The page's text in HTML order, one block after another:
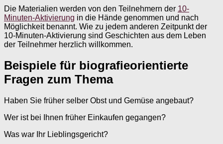
Die Materialien werden von den Teilnehmern der 10-
Minuten-Aktivierung in die Hände genommen und nach
Möglichkeit benannt. Wie zu jedem anderen Zeitpunkt der
10-Minuten-Aktivierung sind Geschichten aus dem Leben
der Teilnehmer herzlich willkommen.
Beispiele für biografieorientierte
Fragen zum Thema
Haben Sie früher selber Obst und Gemüse angebaut?
Wer ist bei Ihnen früher Einkaufen gegangen?
Was war Ihr Lieblingsgericht?